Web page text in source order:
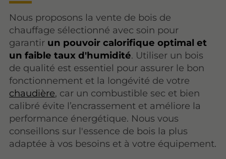
Nous proposons la vente de bois de
chauffage sélectionné avec soin pour
garantir un pouvoir calorifique optimal et
un faible taux d'humidité. Utiliser un bois
de qualité est essentiel pour assurer le bon
fonctionnement et la longévité de votre
chaudière, car un combustible sec et bien
calibré évite l’encrassement et améliore la
performance énergétique. Nous vous
conseillons sur l'essence de bois la plus
adaptée à vos besoins et à votre équipement.